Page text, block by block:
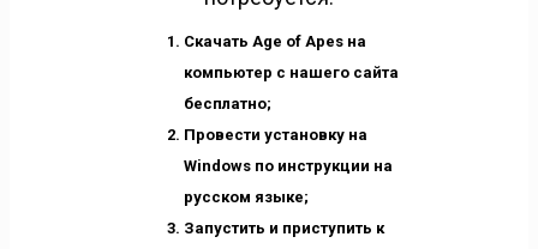
Скачать Age of Apes на
компьютер с нашего сайта
бесплатно;
Провести установку на
Windows по инструкции на
русском языке;
Запустить и приступить к